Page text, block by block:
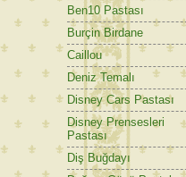
Ben10 Pastası
Burçin Birdane
Caillou
Deniz Temalı
Disney Cars Pastası
Disney Prensesleri
Pastası
Diş Buğdayı